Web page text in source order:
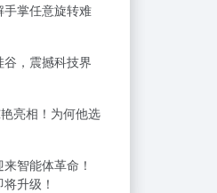
掌任意旋转难
，震撼科技界
亮相！为何他选
智能体革命！
升级！